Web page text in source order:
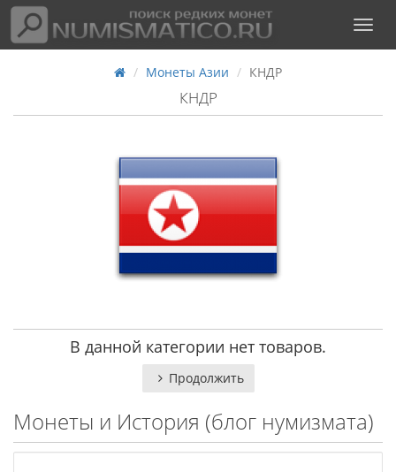
Монеты Азии КНДР
КНДР
В данной категории нет товаров.
Продолжить
Монеты и История (блог нумизмата)